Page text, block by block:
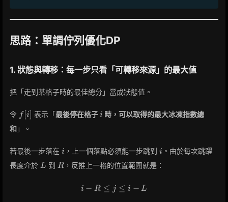
思路：單調佇列優化DP
1. 狀態與轉移：每一步只看「可轉移來源」的最大值
把「走到某格子時的最佳總分」當成狀態值。
令 f[i]
f[ i 表示「最後停在格子i
i 時，可以取得的最大冰凍指數總
和 」。
若最後一步落在 i
i ，上一個落點必須能一步跳到 i
i 。由於每次跳躍
長度介於 L
L 到 R
R ，反推上一格的位置範圍就是：
i-R \le j \le i-L
i − R ≤ j ≤ i − L